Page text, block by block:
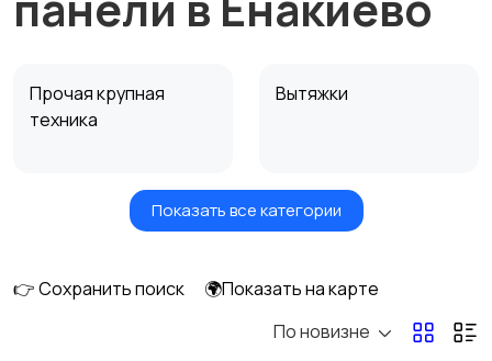
Прочая крупная
техника
Вытяжки
Посудомоечные
Стиральные машины
Холодильники и
Показать все категории
👉 Сохранить поиск
🌍Показать на карте
По новизне